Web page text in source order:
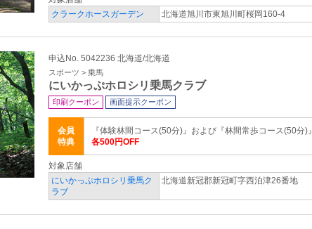
クラークホースガーデン
北海道旭川市東旭川町桜岡160-4
申込No. 5042236 北海道/北海道
スポーツ > 乗馬
にいかっぷホロシリ乗馬クラブ
印刷クーポン 画面提示クーポン
会員
特典
『体験林間コース(50分)』および『林間常歩コース(50分)』
各500円OFF
対象店舗
にいかっぷホロシリ乗馬ク
ラブ
北海道新冠郡新冠町字西泊津26番地